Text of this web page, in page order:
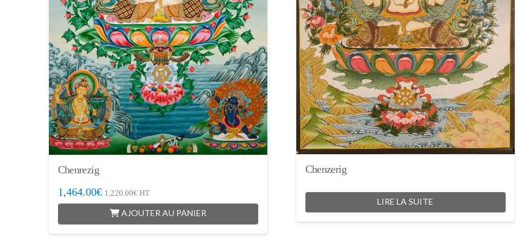
Chenrezig
1,464.00€ 1,220.00€HT
AJOUTER AU PANIER
Chenzerig
LIRE LA SUITE